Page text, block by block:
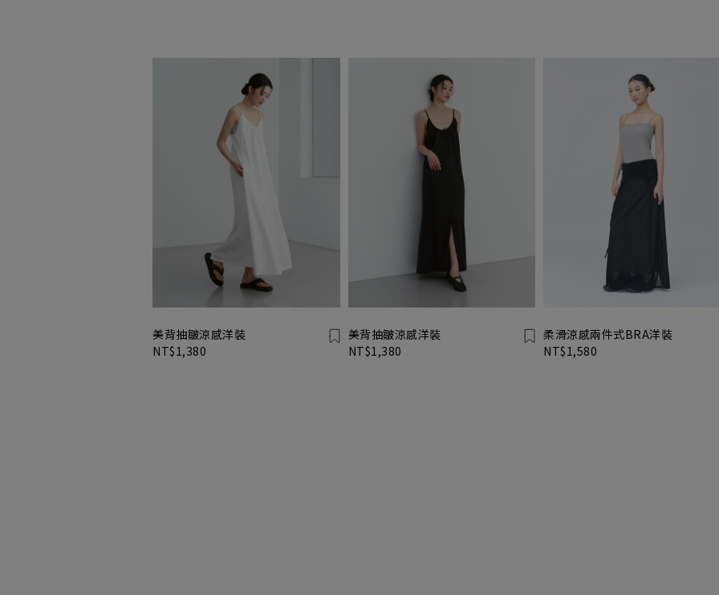
美背抽皺涼感洋裝
NT$1,380
美背抽皺涼感洋裝
NT$1,380
柔滑涼感兩件式BRA洋裝
NT$1,580